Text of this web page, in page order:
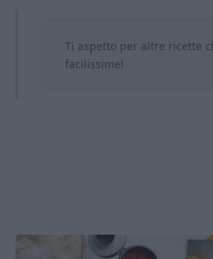
Ti aspetto per altre ricette
facilissime!